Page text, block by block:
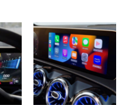
Rango
de
precios:
desde
30,00 €
hasta
340,00 €